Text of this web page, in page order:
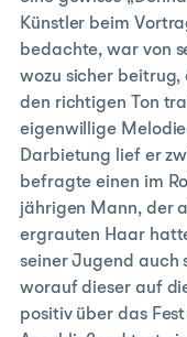
Künstler beim
bedachte, war von
wozu sicher
den richtigen Ton
eigenwillige
Darbietung lief er
befragte einen im
jährigen Mann, der
ergrauten Haar
seiner Jugend auch
worauf dieser auf
positiv über das